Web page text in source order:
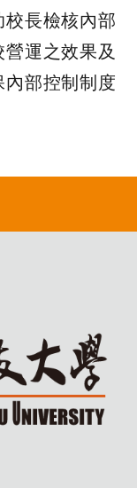
長檢核內部
運之效果及
部控制制度